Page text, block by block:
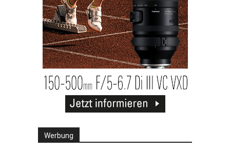
Werbung